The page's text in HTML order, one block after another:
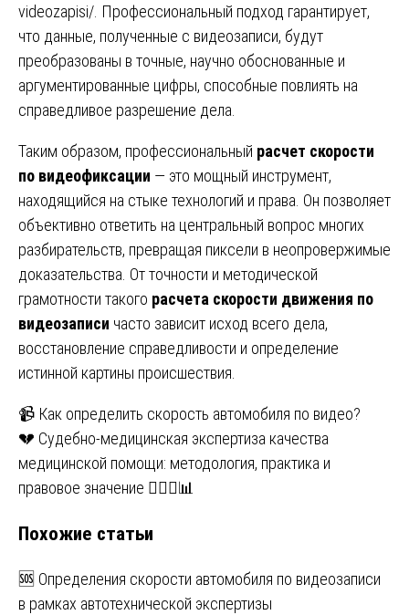
videozapisi/ . Профессиональный подход гарантирует,
что данные, полученные с видеозаписи, будут
преобразованы в точные, научно обоснованные и
аргументированные цифры, способные повлиять на
справедливое разрешение дела.
Таким образом, профессиональный расчет скорости
по видеофиксации — это мощный инструмент,
находящийся на стыке технологий и права. Он позволяет
объективно ответить на центральный вопрос многих
разбирательств, превращая пиксели в неопровержимые
доказательства. От точности и методической
грамотности такого расчета скорости движения по
видеозаписи часто зависит исход всего дела,
восстановление справедливости и определение
истинной картины происшествия.
Навигация
по
записям
📹 Как определить скорость автомобиля по видео?
💔 Судебно-медицинская экспертиза качества
медицинской помощи: методология, практика и
правовое значение 👨‍⚖️⚕️📊
Похожие статьи
🆘 Определения скорости автомобиля по видеозаписи
в рамках автотехнической экспертизы